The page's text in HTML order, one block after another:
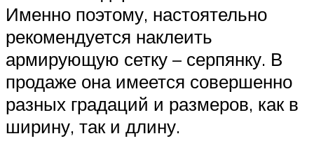
Именно поэтому, настоятельно
рекомендуется наклеить
армирующую сетку – серпянку. В
продаже она имеется совершенно
разных градаций и размеров, как в
ширину, так и длину.